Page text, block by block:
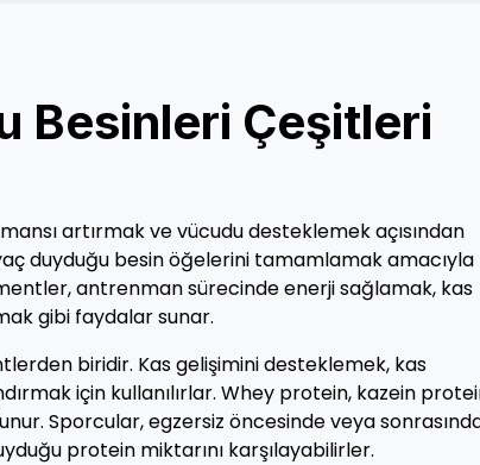
Besinleri Çeşitleri
artırmak ve vücudu desteklemek açısından
duyduğu besin öğelerini tamamlamak amacıyla
antrenman sürecinde enerji sağlamak, kas
gibi faydalar sunar.
biridir. Kas gelişimini desteklemek, kas
için kullanılırlar. Whey protein, kazein
Sporcular, egzersiz öncesinde veya
protein miktarını karşılayabilirler.